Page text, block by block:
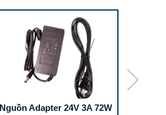
Nguồn Adapter 24V 3A 72W